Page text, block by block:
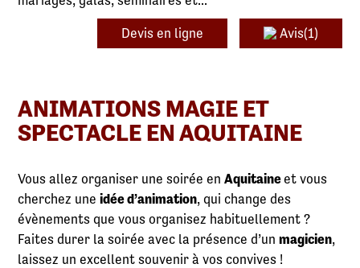
Devis en ligne Avis(1)
ANIMATIONS MAGIE ET
SPECTACLE EN AQUITAINE
Vous allez organiser une soirée enAquitaineet vous
cherchez uneidée d’animation, qui change des
évènements que vous organisez habituellement ?
Faites durer la soirée avec la présence d’unmagicien,
laissez un excellent souvenir à vos convives !